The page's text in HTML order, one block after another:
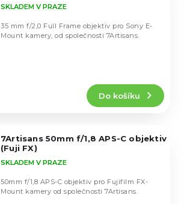
SKLADEM V PRAZE
Do košíku
35 mm f/2,0 Full Frame objektiv pro Sony E-
Mount kamery, od společnosti 7Artisans.
7Artisans 50mm f/1,8 APS-C objektiv
(Fuji FX)
SKLADEM V PRAZE
50mm f/1,8 APS-C objektiv pro Fujifilm FX-
Mount kamery od společnosti 7Artisans.